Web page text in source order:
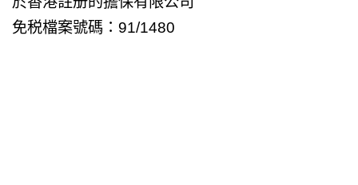
免税檔案號碼：91/1480